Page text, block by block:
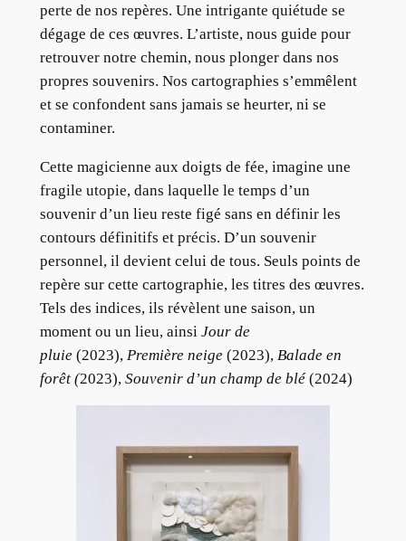
perte de nos repères. Une intrigante quiétude se
dégage de ces œuvres. L’artiste, nous guide pour
retrouver notre chemin, nous plonger dans nos
propres souvenirs. Nos cartographies s’emmêlent
et se confondent sans jamais se heurter, ni se
contaminer.
Cette magicienne aux doigts de fée, imagine une
fragile utopie, dans laquelle le temps d’un
souvenir d’un lieu reste figé sans en définir les
contours définitifs et précis. D’un souvenir
personnel, il devient celui de tous. Seuls points de
repère sur cette cartographie, les titres des œuvres.
Tels des indices, ils révèlent une saison, un
moment ou un lieu, ainsi Jour de
pluie(2023), Première neige(2023), Balade en
forêt (2023), Souvenir d’un champ de blé(2024)